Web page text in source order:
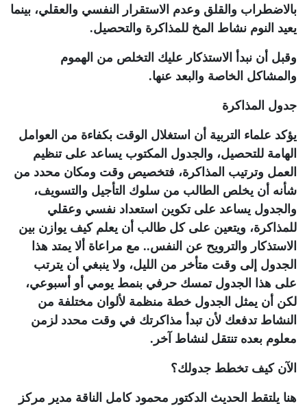
بالاضطراب والقلق وعدم الاستقرار النفسي والعقلي، بينما
يعيد النوم نشاط المخ للمذاكرة والتحصيل.
وقبل أن نبدأ الاستذكار عليك التخلص من الهموم
والمشاكل الخاصة والبعد عنها.
جدول المذاكرة
يؤكد علماء التربية أن استغلال الوقت بكفاءة من العوامل
الهامة للتحصيل، والجدول المكتوب يساعد على تنظيم
العمل وترتيب المذاكرة، فتخصيص وقت ومكان محدد من
شأنه أن يخلص الطالب من سلوك التأجيل والتسويف،
والجدول يساعد على تكوين استعداد نفسي وعقلي
للمذاكرة، ويتعين على كل طالب أن يعلم كيف يوازن بين
الاستذكار والترويح عن النفس.. مع مراعاة ألا يمتد هذا
الجدول إلى وقت متأخر من الليل، ولا ينبغي أن يترتب
على هذا الجدول تمسك حرفي بنمط يومي أو أسبوعي،
لكن أن يمثل الجدول خطة منظمة لألوان مختلفة من
النشاط تدفعك لأن تبدأ مذاكرتك في وقت محدد لزمن
معلوم بعده تنتقل لنشاط آخر.
الآن كيف تخطط جدولك؟
هنا يلتقط الحديث الدكتور محمود كامل الناقة مدير مركز